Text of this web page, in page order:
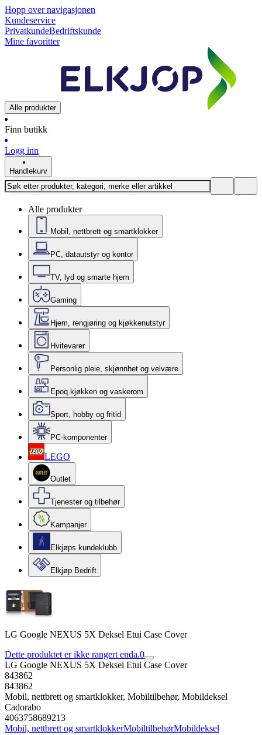
Hopp over navigasjonen
Kundeservice
PrivatkundeBedriftskunde
Mine favoritter
Alle produkter
Finn butikk
Logg inn
Handlekurv
Alle produkter
Mobil, nettbrett og smartklokker
PC, datautstyr og kontor
TV, lyd og smarte hjem
Gaming
Hjem, rengjøring og kjøkkenutstyr
Hvitevarer
Personlig pleie, skjønnhet og velvære
Epoq kjøkken og vaskerom
Sport, hobby og fritid
PC-komponenter
LEGO
Outlet
Tjenester og tilbehør
Kampanjer
Elkjøps kundeklubb
Elkjøp Bedrift
LG Google NEXUS 5X Deksel Etui Case Cover
Dette produktet er ikke rangert enda.0
LG Google NEXUS 5X Deksel Etui Case Cover
843862
843862
Mobil, nettbrett og smartklokker, Mobiltilbehør, Mobildeksel
Cadorabo
4063758689213
Mobil, nettbrett og smartklokkerMobiltilbehørMobildeksel